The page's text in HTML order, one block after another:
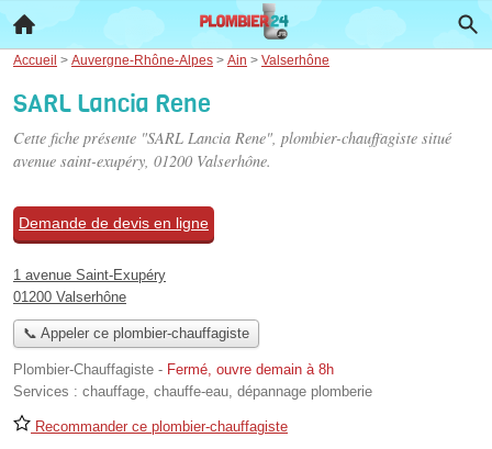
Accueil > Auvergne-Rhône-Alpes > Ain > Valserhône
SARL Lancia Rene
Cette fiche présente "SARL Lancia Rene", plombier-chauffagiste situé
avenue saint-exupéry, 01200 Valserhône.
Demande de devis en ligne
1 avenue Saint-Exupéry
01200 Valserhône
📞 Appeler ce plombier-chauffagiste
Plombier-Chauffagiste - Fermé, ouvre demain à 8h
Services : chauffage, chauffe-eau, dépannage plomberie
Recommander ce plombier-chauffagiste